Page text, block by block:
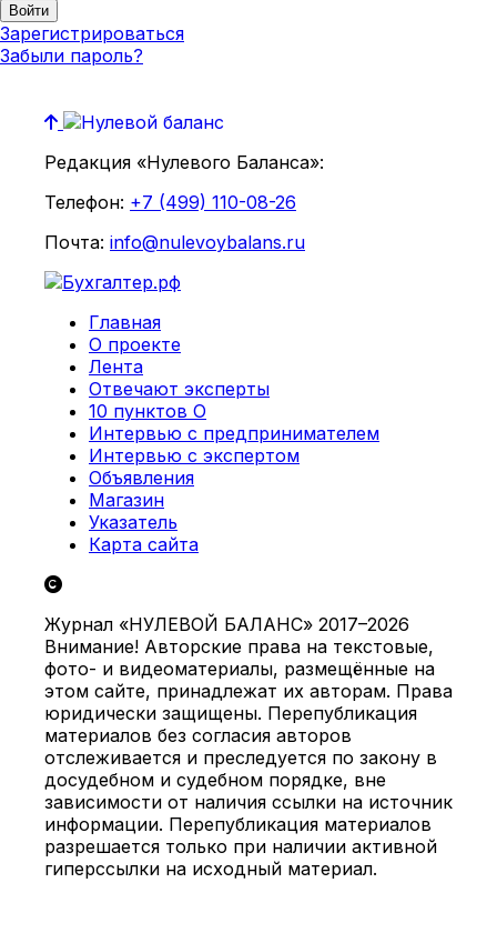
Зарегистрироваться
Забыли пароль?
Редакция «Нулевого Баланса»:
Телефон: +7 (499) 110-08-26
Почта: info@nulevoybalans.ru
Главная
О проекте
Лента
Отвечают эксперты
10 пунктов О
Интервью с предпринимателем
Интервью с экспертом
Объявления
Магазин
Указатель
Карта сайта
Журнал «НУЛЕВОЙ БАЛАНС» 2017–2026
Внимание! Авторские права на текстовые,
фото- и видеоматериалы, размещённые на
этом сайте, принадлежат их авторам. Права
юридически защищены. Перепубликация
материалов без согласия авторов
отслеживается и преследуется по закону в
досудебном и судебном порядке, вне
зависимости от наличия ссылки на источник
информации. Перепубликация материалов
разрешается только при наличии активной
гиперссылки на исходный материал.